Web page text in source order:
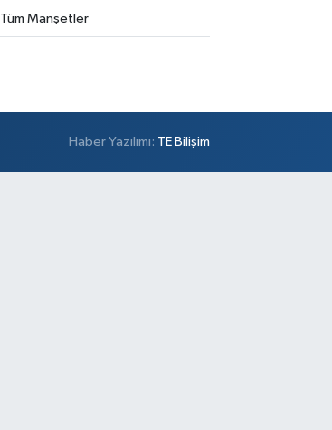
Tüm Manşetler
Haber Yazılımı: TE Bilişim